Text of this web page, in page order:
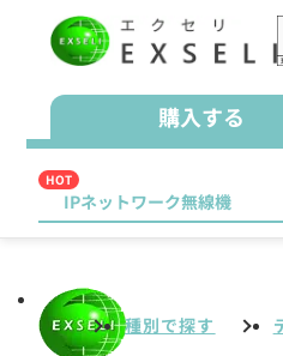
購入する
HOT
IPネットワーク無線機
種別で探す